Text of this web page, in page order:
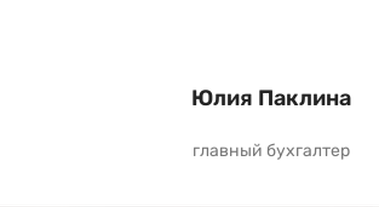
Юлия Паклина
главный бухгалтер